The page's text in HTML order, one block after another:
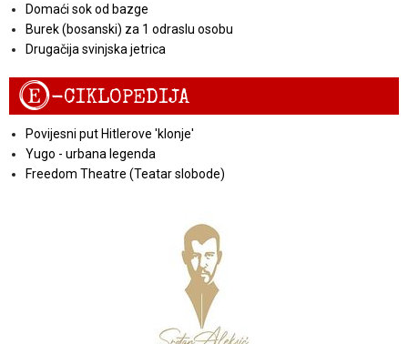
Domaći sok od bazge
Burek (bosanski) za 1 odraslu osobu
Drugačija svinjska jetrica
E-CIKLOPEDIJA
Povijesni put Hitlerove 'klonje'
Yugo - urbana legenda
Freedom Theatre (Teatar slobode)